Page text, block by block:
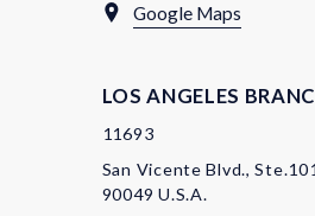
Google Maps
LOS ANGELES
11693
San Vicente Blvd.,
90049 U.S.A.